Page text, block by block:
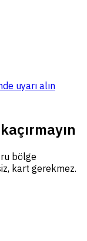
uyarı alın
bölge
kart gerekmez.